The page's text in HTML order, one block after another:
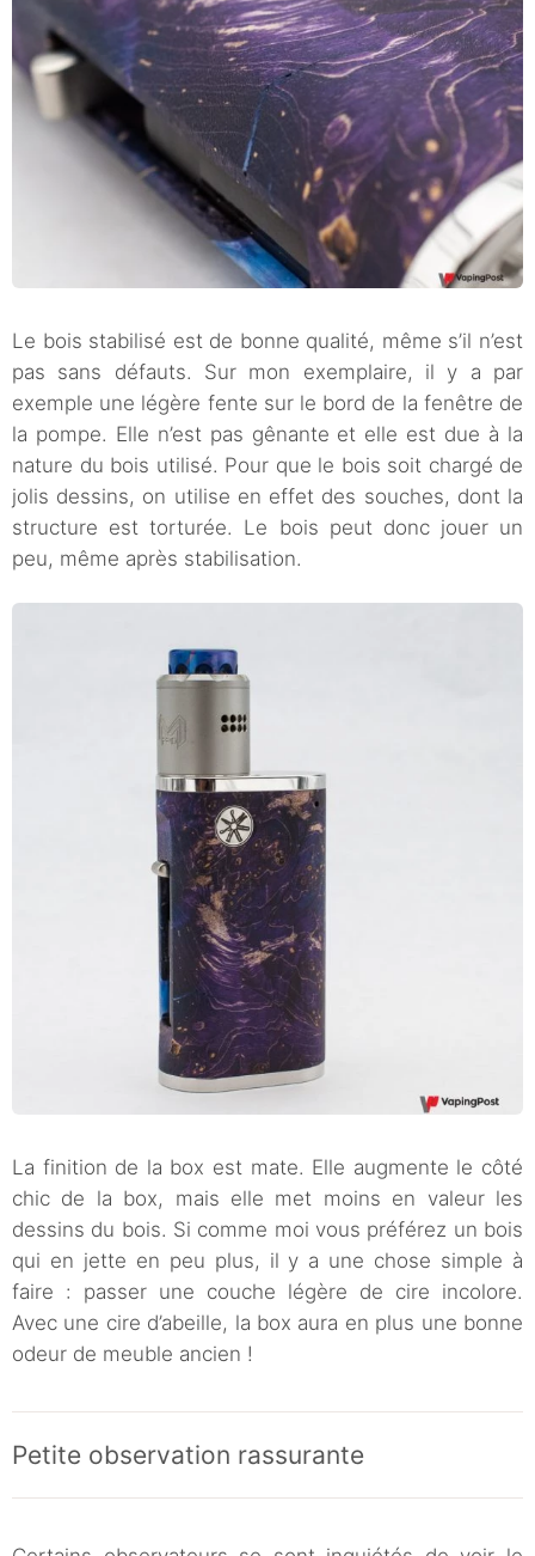
Le bois stabilisé est de bonne qualité, même s’il n’est
pas sans défauts. Sur mon exemplaire, il y a par
exemple une légère fente sur le bord de la fenêtre de
la pompe. Elle n’est pas gênante et elle est due à la
nature du bois utilisé. Pour que le bois soit chargé de
jolis dessins, on utilise en effet des souches, dont la
structure est torturée. Le bois peut donc jouer un
peu, même après stabilisation.
La finition de la box est mate. Elle augmente le côté
chic de la box, mais elle met moins en valeur les
dessins du bois. Si comme moi vous préférez un bois
qui en jette en peu plus, il y a une chose simple à
faire : passer une couche légère de cire incolore.
Avec une cire d’abeille, la box aura en plus une bonne
odeur de meuble ancien !
Petite observation rassurante